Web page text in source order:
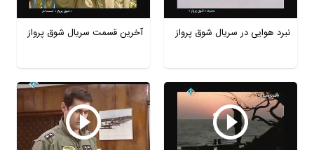
نبرد هوایی در سریال شوق پرواز آخرین قسمت سریال شوق پرواز